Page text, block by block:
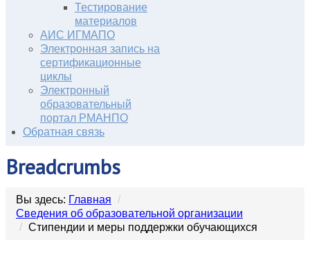
Тестирование
материалов
АИС ИГМАПО
Электронная запись на
сертификационные
циклы
Электронный
образовательный
портал РМАНПО
Обратная связь
Breadcrumbs
Вы здесь: Главная /
Сведения об образовательной организации
/ Стипендии и меры поддержки обучающихся